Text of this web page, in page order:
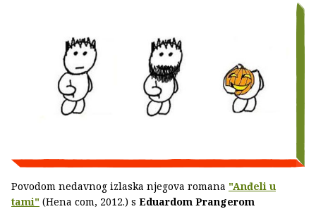
Povodom nedavnog izlaska njegova romana "Anđeli u
tami" (Hena com, 2012.) s Eduardom Prangerom